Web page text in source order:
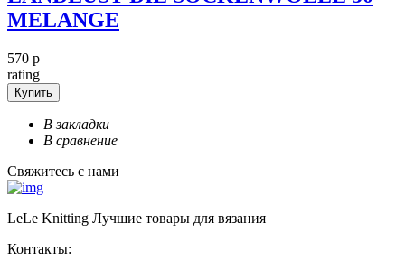
MELANGE
570 р
rating
Купить
В закладки
В сравнение
Свяжитесь с нами
LeLe Knitting Лучшие товары для вязания
Контакты: